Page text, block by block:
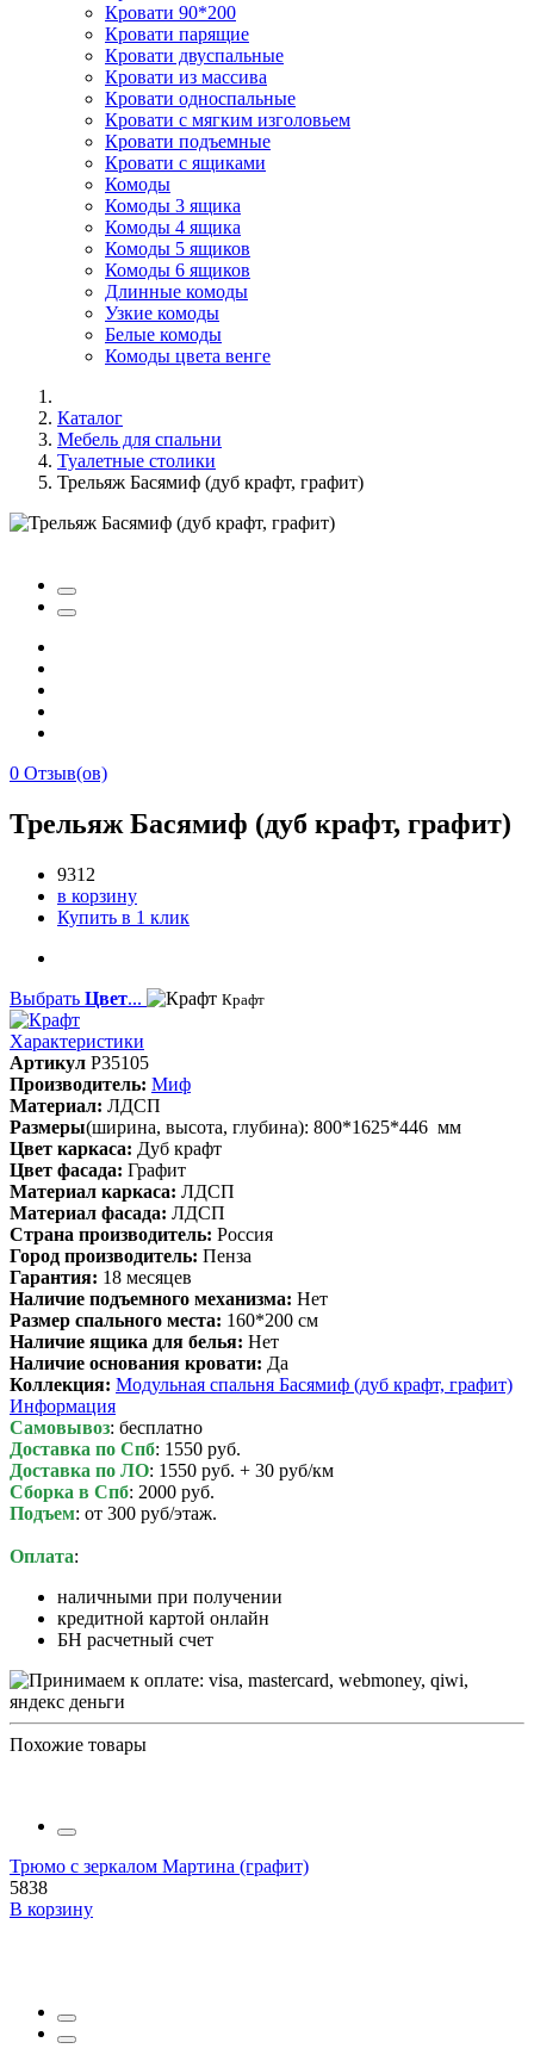
Кровати 90*200
Кровати парящие
Кровати двуспальные
Кровати из массива
Кровати односпальные
Кровати с мягким изголовьем
Кровати подъемные
Кровати с ящиками
Комоды
Комоды 3 ящика
Комоды 4 ящика
Комоды 5 ящиков
Комоды 6 ящиков
Длинные комоды
Узкие комоды
Белые комоды
Комоды цвета венге
Каталог
Мебель для спальни
Туалетные столики
Трельяж Басямиф (дуб крафт, графит)
0 Отзыв(ов)
Трельяж Басямиф (дуб крафт, графит)
9312
в корзину
Купить в 1 клик
Выбрать Цвет... Крафт
Характеристики
Артикул P35105
Производитель: Миф
Материал: ЛДСП
Размеры(ширина, высота, глубина): 800*1625*446 мм
Цвет каркаса: Дуб крафт
Цвет фасада: Графит
Материал каркаса: ЛДСП
Материал фасада: ЛДСП
Cтрана производитель: Россия
Город производитель: Пенза
Гарантия: 18 месяцев
Наличие подъемного механизма: Нет
Размер спального места: 160*200 см
Наличие ящика для белья: Нет
Наличие основания кровати: Да
Коллекция: Модульная спальня Басямиф (дуб крафт, графит)
Информация
Самовывоз: бесплатно
Доставка по Спб: 1550 руб.
Доставка по ЛО: 1550 руб. + 30 руб/км
Сборка в Спб: 2000 руб.
Подъем: от 300 руб/этаж.
Оплата:
наличными при получении
кредитной картой онлайн
БН расчетный счет
Похожие товары
Трюмо с зеркалом Мартина (графит)
5838
В корзину